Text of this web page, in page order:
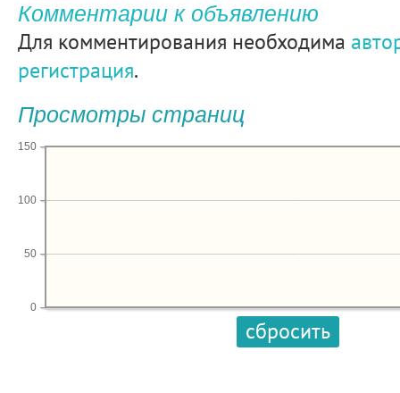
Комментарии к объявлению
Для комментирования необходима
регистрация.
Просмотры страниц
0
50
100
150
сбросить